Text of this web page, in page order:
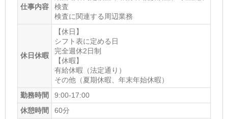
大阪府大阪市東淀川区南江口2-7-29
最寄り駅3
だいどう豊里
仕事内容
検査
検査に関連する周辺業務
休日休暇
【休日】
シフト表に定める日
完全週休2日制
【休暇】
有給休暇（法定通り）
その他（夏期休暇、年末年始休暇）
勤務時間
9:00-17:00
休憩時間
60分